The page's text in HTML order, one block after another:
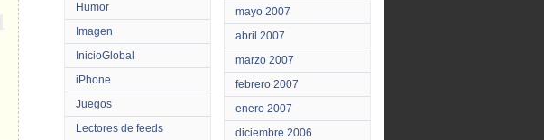
Humor
Imagen
InicioGlobal
iPhone
Juegos
Lectores de feeds
mayo 2007
abril 2007
marzo 2007
febrero 2007
enero 2007
diciembre 2006